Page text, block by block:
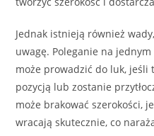
Jednak istnieją również
uwagę. Poleganie na
może prowadzić do luk, jeśli
pozycją lub zostanie
może brakować szerokości,
wracają skutecznie, co